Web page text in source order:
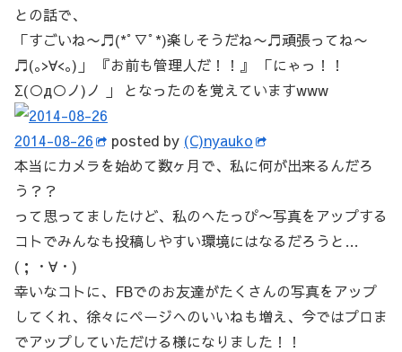
との話で、
「すごいね〜♬(*ﾟ▽ﾟ*)楽しそうだね〜♬頑張ってね〜
♬(｡>∀<｡)」 『お前も管理人だ！！』 「にゃっ！！
Σ(○д○ノ)ノ 」 となったのを覚えていますwww
2014-08-26 posted by (C)nyauko
本当にカメラを始めて数ヶ月で、私に何が出来るんだろ
う？？
って思ってましたけど、私のへたっぴ〜写真をアップする
コトでみんなも投稿しやすい環境にはなるだろうと…
(；・∀・)
幸いなコトに、FBでのお友達がたくさんの写真をアップ
してくれ、徐々にページへのいいねも増え、今ではプロま
でアップしていただける様になりました！！